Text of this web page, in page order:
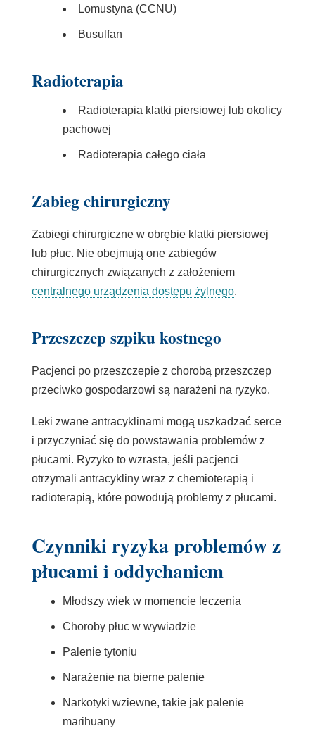
Lomustyna (CCNU)
Busulfan
Radioterapia
Radioterapia klatki piersiowej lub okolicy
pachowej
Radioterapia całego ciała
Zabieg chirurgiczny
Zabiegi chirurgiczne w obrębie klatki piersiowej
lub płuc. Nie obejmują one zabiegów
chirurgicznych związanych z założeniem
centralnego urządzenia dostępu żylnego.
Przeszczep szpiku kostnego
Pacjenci po przeszczepie z chorobą przeszczep
przeciwko gospodarzowi są narażeni na ryzyko.
Leki zwane antracyklinami mogą uszkadzać serce
i przyczyniać się do powstawania problemów z
płucami. Ryzyko to wzrasta, jeśli pacjenci
otrzymali antracykliny wraz z chemioterapią i
radioterapią, które powodują problemy z płucami.
Czynniki ryzyka problemów z
płucami i oddychaniem
Młodszy wiek w momencie leczenia
Choroby płuc w wywiadzie
Palenie tytoniu
Narażenie na bierne palenie
Narkotyki wziewne, takie jak palenie
marihuany